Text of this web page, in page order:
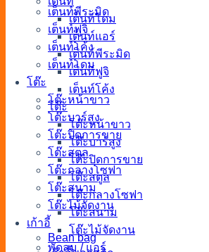
เต็นท์โดม
เต็นท์แอร์
เต็นท์พีระมิด
เต็นท์ฟูจิ
เต็นท์โค้ง
โต๊ะ
โต๊ะหน้าขาว
โต๊ะบาร์สูง
โต๊ะปิดการขาย
โต๊ะสตูล
โต๊ะกลางโซฟา
โต๊ะสนาม
โต๊ะไม้จัดงาน
พัดลม / แอร์
เต็นท์พีระมิด
เต็นท์ฟูจิ
เต็นท์โค้ง
เต็นท์โดม
โต๊ะ
โต๊ะหน้าขาว
โต๊ะบาร์สูง
โต๊ะปิดการขาย
โต๊ะสตูล
โต๊ะกลางโซฟา
โต๊ะสนาม
โต๊ะไม้จัดงาน
เก้าอี้
Bean bag